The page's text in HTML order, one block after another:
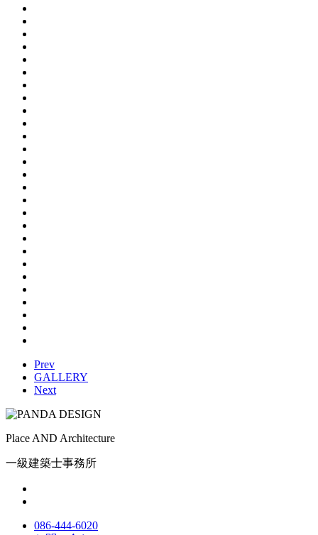
Prev
GALLERY
Next
Place AND Architecture
一級建築士事務所
086-444-6020